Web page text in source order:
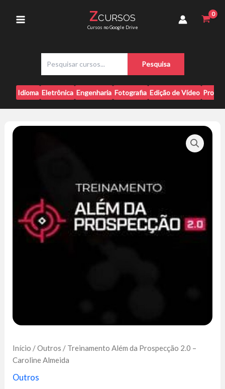
Menu
ZCURSOS
Cursos no Google Drive
s
q
u
i
a
Pesquisa
Idioma Eletrônica Engenharia Fotografia Edição de Vídeo
Início /Outros / Treinamento Além da Prospecção 2.0 –
Caroline Almeida
Outros
2.0